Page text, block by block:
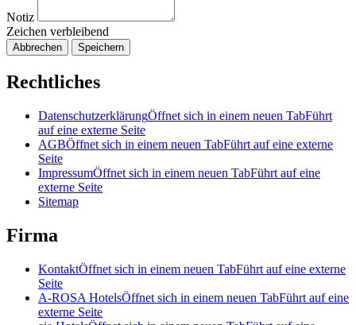
Notiz
Zeichen verbleibend
Abbrechen Speichern
Rechtliches
DatenschutzerklärungÖffnet sich in einem neuen TabFührt
auf eine externe Seite
AGBÖffnet sich in einem neuen TabFührt auf eine externe
Seite
ImpressumÖffnet sich in einem neuen TabFührt auf eine
externe Seite
Sitemap
Firma
KontaktÖffnet sich in einem neuen TabFührt auf eine externe
Seite
A-ROSA HotelsÖffnet sich in einem neuen TabFührt auf eine
externe Seite